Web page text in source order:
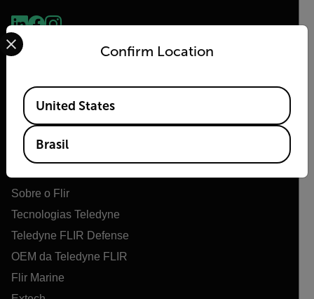
Flir
Sobre o Flir
Tecnologias Teledyne
Teledyne FLIR Defense
OEM da Teledyne FLIR
Flir Marine
Confirm Location
Select your preferred country and language from the
Available Locations
United States
Brasil